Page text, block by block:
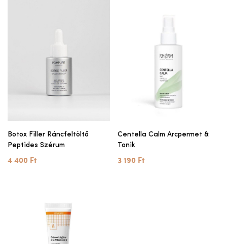
Botox Filler Ráncfeltöltő
Peptides Szérum
4 400 Ft
Centella Calm Arcpermet &
Tonik
3 190 Ft